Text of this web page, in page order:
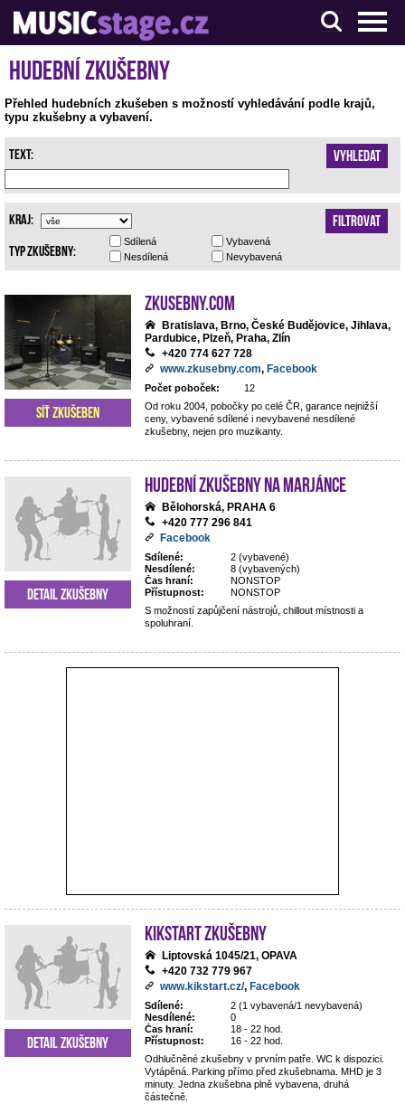
S muzikanty pro muzikanty
Hudební zkušebny
Přehled hudebních zkušeben s možností vyhledávání podle krajů,
typu zkušebny a vybavení.
Vyhledat
Text:
Filtrovat
Kraj:
Vybavená
Nevybavená
Sdílená
Nesdílená
Typ zkušebny:
Zkusebny.com
Bratislava, Brno, České Budějovice, Jihlava,
Pardubice, Plzeň, Praha, Zlín
+420 774 627 728
www.zkusebny.com, Facebook
Počet poboček:
12
Od roku 2004, pobočky po celé ČR, garance nejnižší
ceny, vybavené sdílené i nevybavené nesdílené
zkušebny, nejen pro muzikanty.
Síť zkušeben
Hudební zkušebny Na Marjánce
Bělohorská, PRAHA 6
+420 777 296 841
Facebook
Sdílené:
2 (vybavené)
Nesdílené:
8 (vybavených)
Čas hraní:
NONSTOP
Přístupnost:
NONSTOP
S možností zapůjčení nástrojů, chillout místnosti a
spoluhraní.
Detail zkušebny
Kikstart zkušebny
Liptovská 1045/21, OPAVA
+420 732 779 967
www.kikstart.cz/, Facebook
Sdílené:
2 (1 vybavená/1 nevybavená)
Nesdílené:
0
Čas hraní:
18 - 22 hod.
Přístupnost:
16 - 22 hod.
Odhlučněné zkušebny v prvním patře. WC k dispozici.
Vytápěná. Parking přímo před zkušebnama. MHD je 3
minuty. Jedna zkušebna plně vybavena, druhá
částečně.
Detail zkušebny